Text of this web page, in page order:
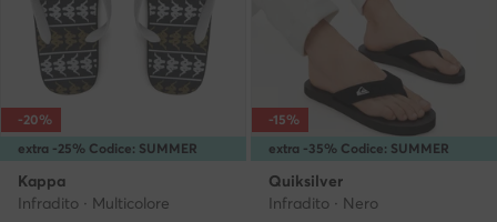
extra -25% Codice: SUMMER
-20%
Kappa
Infradito · Multicolore
extra -35% Codice: SUMMER
-15%
Quiksilver
Infradito · Nero